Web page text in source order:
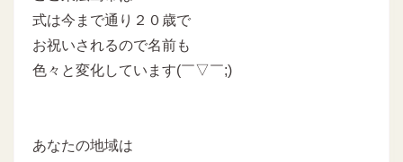
式は今まで通り２０歳で
お祝いされるので名前も
色々と変化しています(￣▽￣;)
あなたの地域は